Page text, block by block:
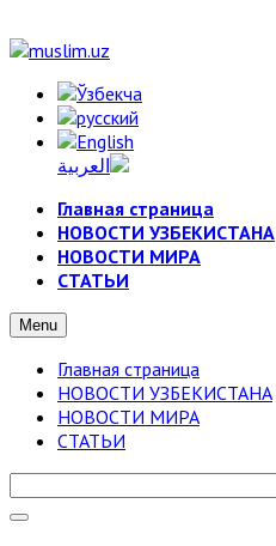
Главная страница
НОВОСТИ УЗБЕКИСТАНА
НОВОСТИ МИРА
СТАТЬИ
Menu
Главная страница
НОВОСТИ УЗБЕКИСТАНА
НОВОСТИ МИРА
СТАТЬИ